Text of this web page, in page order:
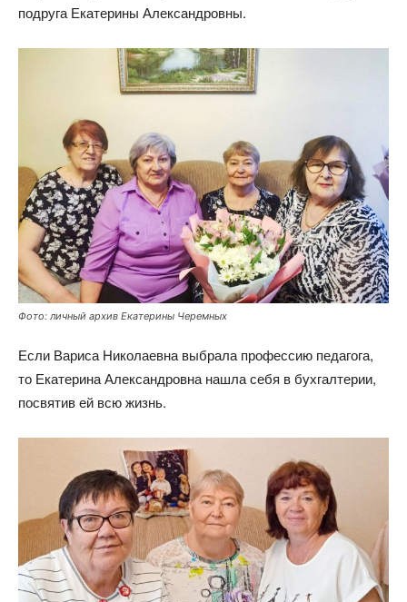
подруга Екатерины Александровны.
Фото: личный архив Екатерины Черемных
Если Вариса Николаевна выбрала профессию педагога,
то Екатерина Александровна нашла себя в бухгалтерии,
посвятив ей всю жизнь.